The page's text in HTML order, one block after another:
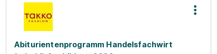
Abiturientenprogramm Handelsfachwirt